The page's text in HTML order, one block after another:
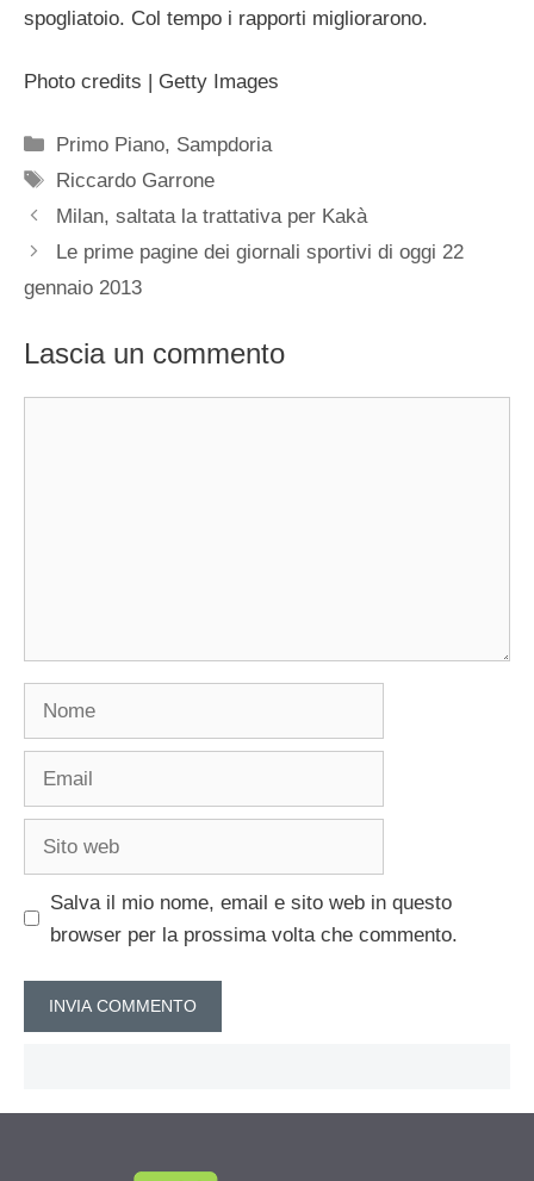
spogliatoio. Col tempo i rapporti migliorarono.
Photo credits | Getty Images
Categorie
Primo Piano, Sampdoria
Tag
Riccardo Garrone
Milan, saltata la trattativa per Kakà
Le prime pagine dei giornali sportivi di oggi 22
gennaio 2013
Lascia un commento
Salva il mio nome, email e sito web in questo
browser per la prossima volta che commento.